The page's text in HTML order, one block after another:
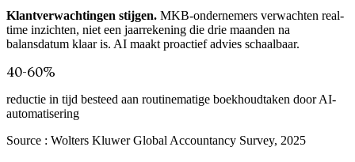
Klantverwachtingen stijgen. MKB-ondernemers verwachten real-
time inzichten, niet een jaarrekening die drie maanden na
balansdatum klaar is. AI maakt proactief advies schaalbaar.
40-60%
reductie in tijd besteed aan routinematige boekhoudtaken door AI-
automatisering
Source : Wolters Kluwer Global Accountancy Survey, 2025